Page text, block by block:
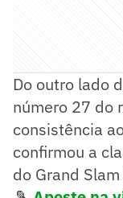
Do outro lado
número 27 do
consistência
confirmou a
do Grand